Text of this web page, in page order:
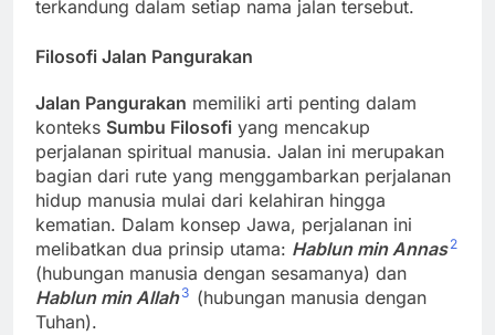
terkandung dalam setiap nama jalan tersebut.
Filosofi Jalan Pangurakan
Jalan Pangurakan memiliki arti penting dalam
konteks Sumbu Filosofi yang mencakup
perjalanan spiritual manusia. Jalan ini merupakan
bagian dari rute yang menggambarkan perjalanan
hidup manusia mulai dari kelahiran hingga
kematian. Dalam konsep Jawa, perjalanan ini
melibatkan dua prinsip utama: Hablun min Annas 2
(hubungan manusia dengan sesamanya) dan
Hablun min Allah 3 (hubungan manusia dengan
Tuhan).